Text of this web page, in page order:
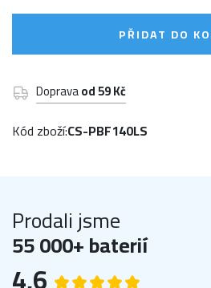
PŘIDAT DO
Dopravaod 59 Kč
Kód zboží:CS-PBF140LS
Prodali jsme
55 000+ baterií